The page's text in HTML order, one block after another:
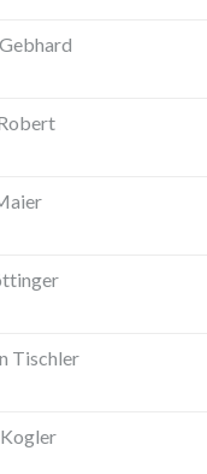
Tischler